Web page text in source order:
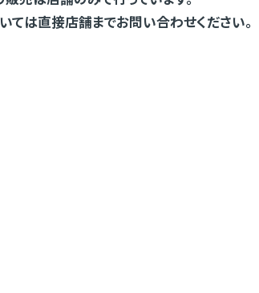
ては直接店舗までお問い合わせください。